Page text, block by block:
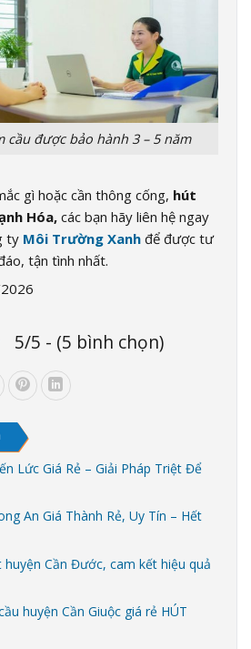
cầu được bảo hành 3 – 5 năm
gì hoặc cần thông cống, hút
Hóa, các bạn hãy liên hệ ngay
ty Môi Trường Xanh để được tư
tận tình nhất.
5/5 - (5 bình chọn)
Lức Giá Rẻ – Giải Pháp Triệt Để
An Giá Thành Rẻ, Uy Tín – Hết
huyện Cần Đước, cam kết hiệu quả
huyện Cần Giuộc giá rẻ HÚT